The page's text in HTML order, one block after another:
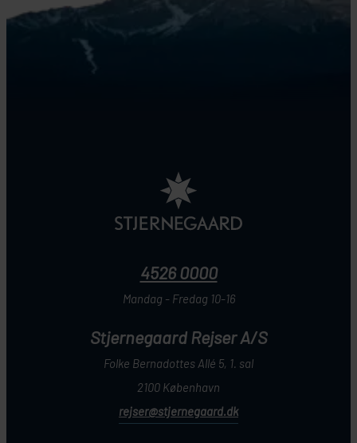
4526 0000
Mandag - Fredag 10-16
Stjernegaard Rejser A/S
Folke Bernadottes Allé 5, 1. sal
2100 København
rejser@stjernegaard.dk